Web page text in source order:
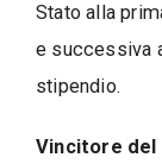
Stato alla
e successiva
stipendio.
Vincitore del